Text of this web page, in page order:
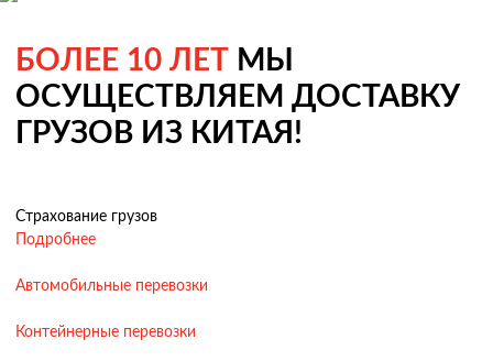
БОЛЕЕ 10 ЛЕТ МЫ
ОСУЩЕСТВЛЯЕМ ДОСТАВКУ
ГРУЗОВ ИЗ КИТАЯ!
Страхование грузов
Подробнее
Автомобильные перевозки
Контейнерные перевозки